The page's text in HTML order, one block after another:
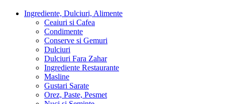
Ingrediente, Dulciuri, Alimente
Ceaiuri si Cafea
Condimente
Conserve si Gemuri
Dulciuri
Dulciuri Fara Zahar
Ingrediente Restaurante
Masline
Gustari Sarate
Orez, Paste, Pesmet